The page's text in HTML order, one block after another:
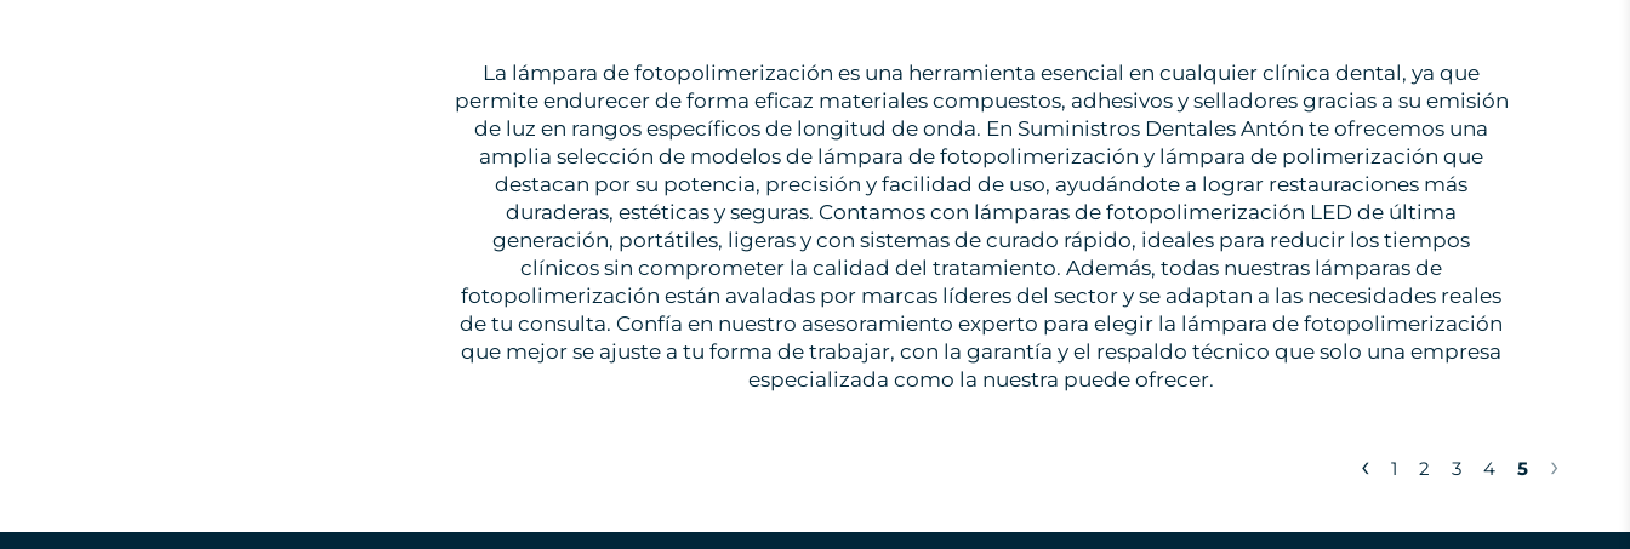
La lámpara de fotopolimerización es una herramienta esencial en cualquier clínica dental, ya que
permite endurecer de forma eficaz materiales compuestos, adhesivos y selladores gracias a su emisión
de luz en rangos específicos de longitud de onda. En Suministros Dentales Antón te ofrecemos una
amplia selección de modelos de lámpara de fotopolimerización y lámpara de polimerización que
destacan por su potencia, precisión y facilidad de uso, ayudándote a lograr restauraciones más
duraderas, estéticas y seguras. Contamos con lámparas de fotopolimerización LED de última
generación, portátiles, ligeras y con sistemas de curado rápido, ideales para reducir los tiempos
clínicos sin comprometer la calidad del tratamiento. Además, todas nuestras lámparas de
fotopolimerización están avaladas por marcas líderes del sector y se adaptan a las necesidades reales
de tu consulta. Confía en nuestro asesoramiento experto para elegir la lámpara de fotopolimerización
que mejor se ajuste a tu forma de trabajar, con la garantía y el respaldo técnico que solo una empresa
especializada como la nuestra puede ofrecer.
‹ 1 2 3 4 5 ›